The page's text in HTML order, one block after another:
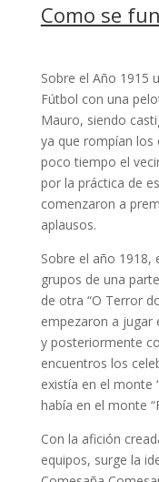
Como se
Sobre el Año 1915
Fútbol con una
Mauro, siendo
ya que rompían los
poco tiempo el
por la práctica de
comenzaron a
aplausos.
Sobre el año 1918,
grupos de una
de otra “O Terror
empezaron a jugar
y posteriormente
encuentros los
existía en el monte
había en el monte
Con la afición
equipos, surge la